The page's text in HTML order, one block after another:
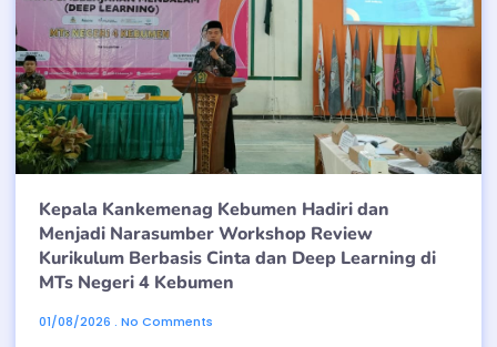
Kepala Kankemenag Kebumen Hadiri dan
Menjadi Narasumber Workshop Review
Kurikulum Berbasis Cinta dan Deep Learning di
MTs Negeri 4 Kebumen
01/08/2026 No Comments